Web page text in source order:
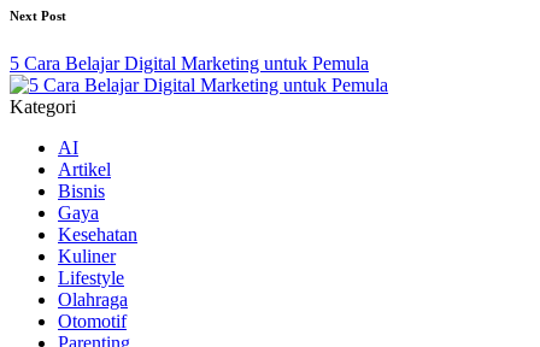
Next Post
5 Cara Belajar Digital Marketing untuk Pemula
Kategori
AI
Artikel
Bisnis
Gaya
Kesehatan
Kuliner
Lifestyle
Olahraga
Otomotif